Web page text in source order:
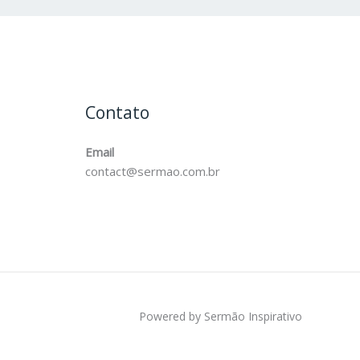
Contato
Email
contact@sermao.com.br
Powered by Sermão Inspirativo